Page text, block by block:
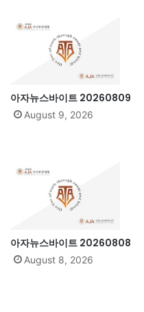
아자뉴스바이트 20260809
August 9, 2026
아자뉴스바이트 20260808
August 8, 2026